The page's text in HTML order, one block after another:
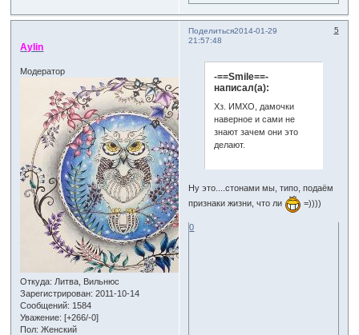
Поделиться 5
2014-01-29
21:57:48
Aylin
Модератор
Откуда: Литва, Вильнюс
Зарегистрирован: 2011-10-14
Сообщений: 1584
Уважение: [+266/-0]
Пол: Женский
-==Smile==-
написал(а):
Хз. ИМХО, дамочки
наверное и сами не
знают зачем они это
делают.
Ну это....стонами мы, типо, подаём
признаки жизни, что ли
=))))
0